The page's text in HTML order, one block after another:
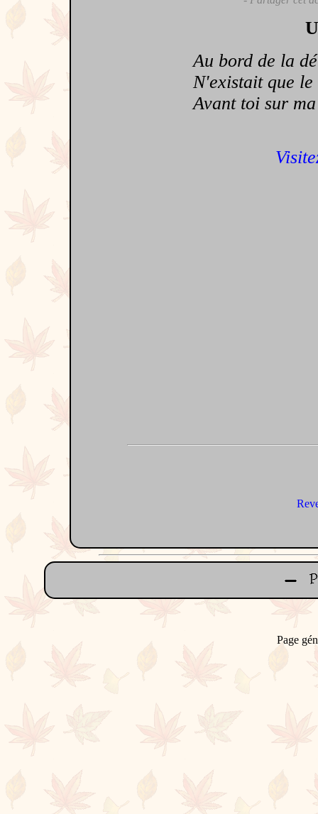
Au bord de la
N'existait que le
Avant toi sur ma
Page